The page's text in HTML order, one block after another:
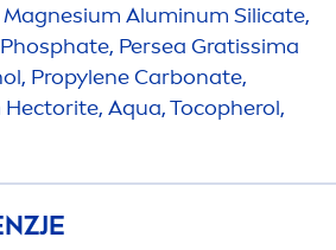
Aluminum Silicate,
Persea Gratissima
Propylene Carbonate,
Aqua, Tocopherol,